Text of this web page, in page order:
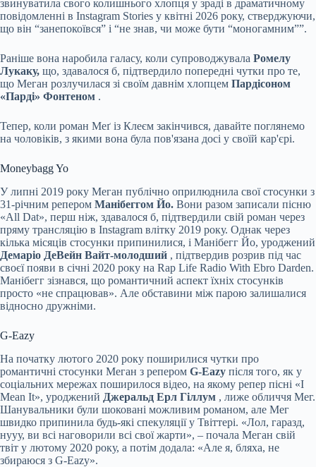
звинуватила свого колишнього хлопця у зраді в драматичному
повідомленні в Instagram Stories у квітні 2026 року, стверджуючи,
що він “занепокоївся” і “не знав, чи може бути “моногамним””.
Раніше вона наробила галасу, коли супроводжувала Ромелу
Лукаку, що, здавалося б, підтвердило попередні чутки про те,
що Меган розлучилася зі своїм давнім хлопцем Пардісоном
«Парді» Фонтеном .
Тепер, коли роман Меґ із Клеєм закінчився, давайте поглянемо
на чоловіків, з якими вона була пов'язана досі у своїй кар'єрі.
Moneybagg Yo
У липні 2019 року Меган публічно оприлюднила свої стосунки з
31-річним репером Манібеггом Йо. Вони разом записали пісню
«All Dat», перш ніж, здавалося б, підтвердили свій роман через
пряму трансляцію в Instagram влітку 2019 року. Однак через
кілька місяців стосунки припинилися, і Манібегг Йо, уроджений
Демаріо ДеВейн Вайт-молодший , підтвердив розрив під час
своєї появи в січні 2020 року на Rap Life Radio With Ebro Darden.
Манібегг зізнався, що романтичний аспект їхніх стосунків
просто «не спрацював». Але обставини між парою залишалися
відносно дружніми.
G-Eazy
На початку лютого 2020 року поширилися чутки про
романтичні стосунки Меган з репером G-Eazy після того, як у
соціальних мережах поширилося відео, на якому репер пісні «I
Mean It», уроджений Джеральд Ерл Гіллум , лиже обличчя Мег.
Шанувальники були шоковані можливим романом, але Мег
швидко припинила будь-які спекуляції у Твіттері. «Лол, гаразд,
нууу, ви всі наговорили всі свої жарти», – почала Меган свій
твіт у лютому 2020 року, а потім додала: «Але я, бляха, не
збираюся з G-Eazy».